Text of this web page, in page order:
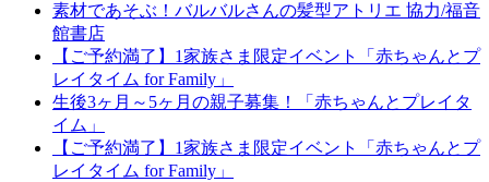
素材であそぶ！バルバルさんの髪型アトリエ 協力/福音
館書店
【ご予約満了】1家族さま限定イベント「赤ちゃんとプ
レイタイム for Family」
生後3ヶ月～5ヶ月の親子募集！「赤ちゃんとプレイタ
イム」
【ご予約満了】1家族さま限定イベント「赤ちゃんとプ
レイタイム for Family」